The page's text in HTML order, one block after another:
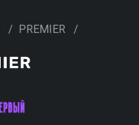
/ PREMIER /